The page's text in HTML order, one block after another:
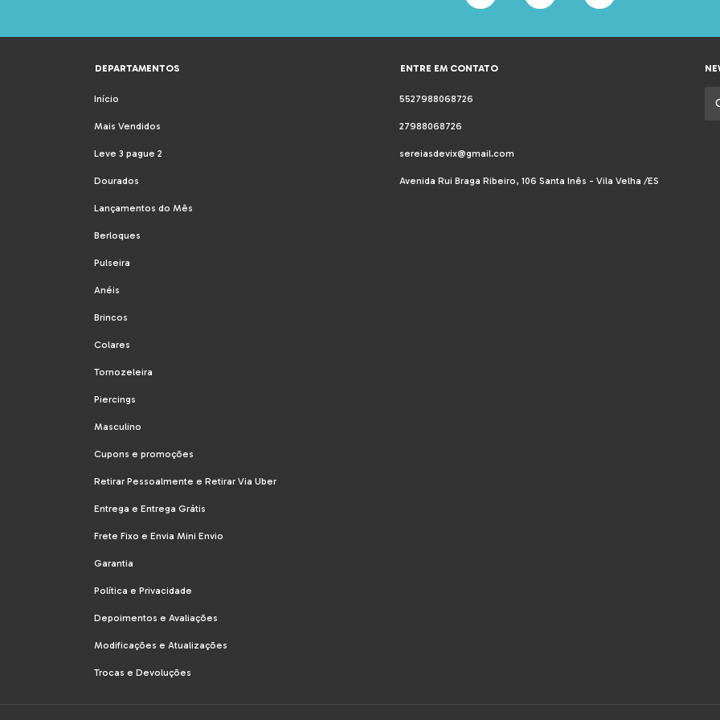
DEPARTAMENTOS
Início
Mais Vendidos
Leve 3 pague 2
Dourados
Lançamentos do Mês
Berloques
Pulseira
Anéis
Brincos
Colares
Tornozeleira
Piercings
Masculino
Cupons e promoções
Retirar Pessoalmente e Retirar Via Uber
Entrega e Entrega Grátis
Frete Fixo e Envia Mini Envio
Garantia
Política e Privacidade
Depoimentos e Avaliações
Modificações e Atualizações
Trocas e Devoluções
ENTRE EM CONTATO
5527988068726
27988068726
sereiasdevix@gmail.com
Avenida Rui Braga Ribeiro, 106 Santa Inês - Vila Velha /ES